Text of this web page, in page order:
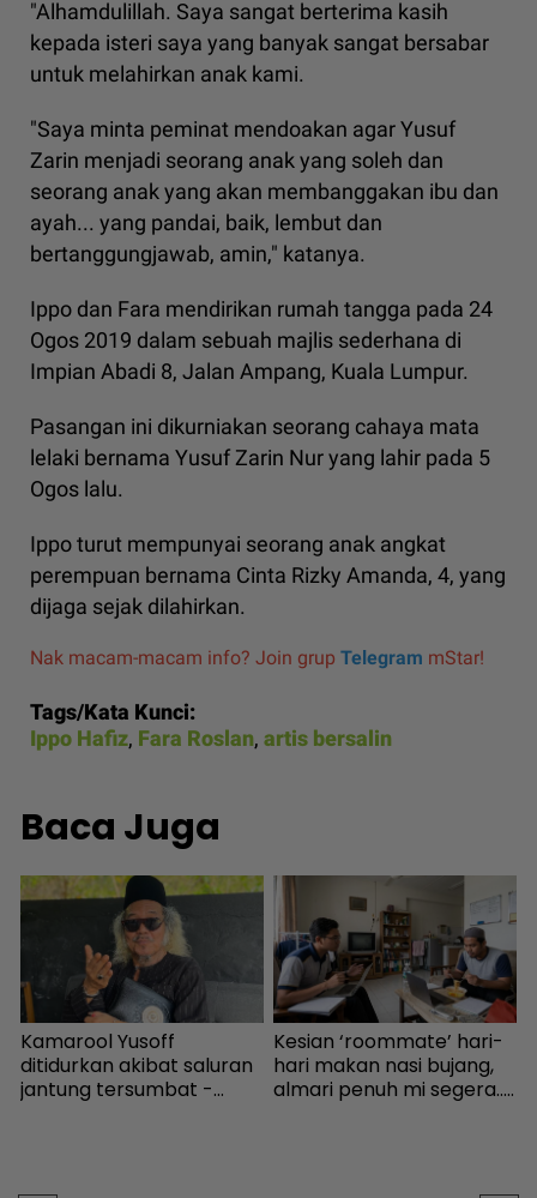
"Alhamdulillah. Saya sangat berterima kasih
kepada isteri saya yang banyak sangat bersabar
untuk melahirkan anak kami.
"Saya minta peminat mendoakan agar Yusuf
Zarin menjadi seorang anak yang soleh dan
seorang anak yang akan membanggakan ibu dan
ayah... yang pandai, baik, lembut dan
bertanggungjawab, amin," katanya.
Ippo dan Fara mendirikan rumah tangga pada 24
Ogos 2019 dalam sebuah majlis sederhana di
Impian Abadi 8, Jalan Ampang, Kuala Lumpur.
Pasangan ini dikurniakan seorang cahaya mata
lelaki bernama Yusuf Zarin Nur yang lahir pada 5
Ogos lalu.
Ippo turut mempunyai seorang anak angkat
perempuan bernama Cinta Rizky Amanda, 4, yang
dijaga sejak dilahirkan.
Nak macam-macam info? Join grup Telegram mStar!
Tags/Kata Kunci:
Ippo Hafiz, Fara Roslan, artis bersalin
Baca Juga
Kamarool Yusoff
ditidurkan akibat saluran
jantung tersumbat -
Kesian ‘roommate’ hari-
hari makan nasi bujang,
almari penuh mi segera...